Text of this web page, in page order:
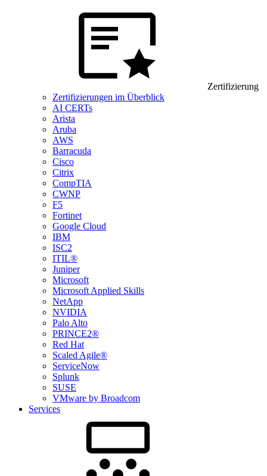
Zertifizierung
Zertifizierungen im Überblick
AI CERTs
Arista
Aruba
AWS
Barracuda
Cisco
Citrix
CompTIA
CWNP
F5
Fortinet
Google Cloud
IBM
ISC2
ITIL®
Juniper
Microsoft
Microsoft Applied Skills
NetApp
NVIDIA
Palo Alto
PRINCE2®
Red Hat
Scaled Agile®
ServiceNow
Splunk
SUSE
VMware by Broadcom
Services